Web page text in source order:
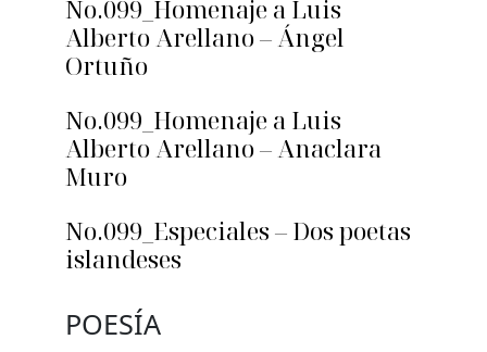
No.099_Homenaje a Luis
Alberto Arellano – Ángel
Ortuño
No.099_Homenaje a Luis
Alberto Arellano – Anaclara
Muro
No.099_Especiales – Dos poetas
islandeses
POESÍA